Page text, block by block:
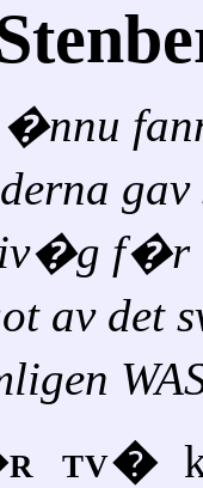
iv�g
av det
tv�